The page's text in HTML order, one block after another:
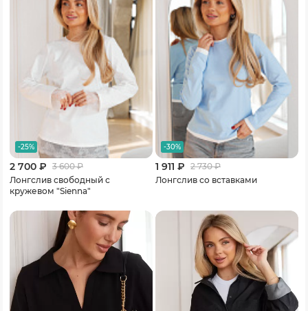
-25%
2 700 ₽ 3 600₽
Лонгслив свободный с
кружевом "Sienna"
-30%
1 911 ₽ 2 730₽
Лонгслив со вставками